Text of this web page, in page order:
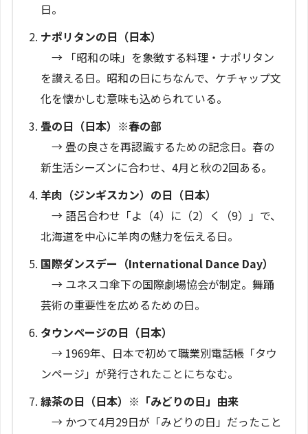
日。
ナポリタンの日（日本）
→ 「昭和の味」を象徴する料理・ナポリタン
を讃える日。昭和の日にちなんで、ケチャップ文
化を懐かしむ意味も込められている。
畳の日（日本）※春の部
→ 畳の良さを再認識するための記念日。春の
新生活シーズンに合わせ、4月と秋の2回ある。
羊肉（ジンギスカン）の日（日本）
→ 語呂合わせ「よ（4）に（2）く（9）」で、
北海道を中心に羊肉の魅力を伝える日。
国際ダンスデー（International Dance Day）
→ ユネスコ傘下の国際劇場協会が制定。舞踊
芸術の重要性を広めるための日。
タウンページの日（日本）
→ 1969年、日本で初めて職業別電話帳「タウ
ンページ」が発行されたことにちなむ。
緑茶の日（日本）※「みどりの日」由来
→ かつて4月29日が「みどりの日」だったこと